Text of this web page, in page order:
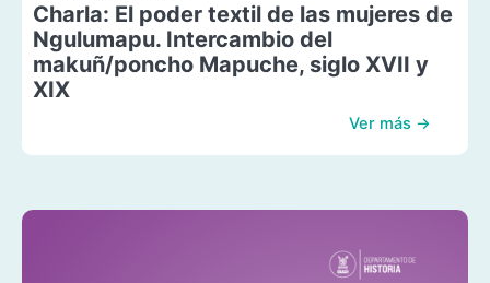
Charla: El poder textil de las mujeres de
Ngulumapu. Intercambio del
makuñ/poncho Mapuche, siglo XVII y
XIX
Ver más →